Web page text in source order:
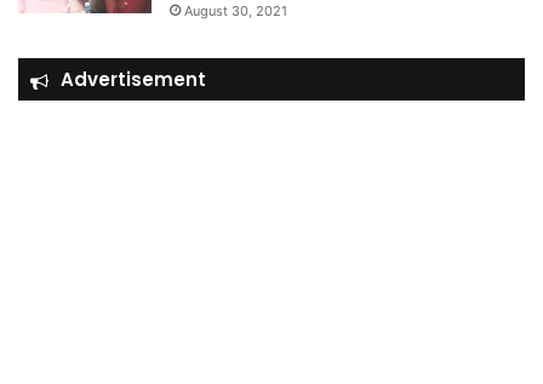
August 30, 2021
Advertisement